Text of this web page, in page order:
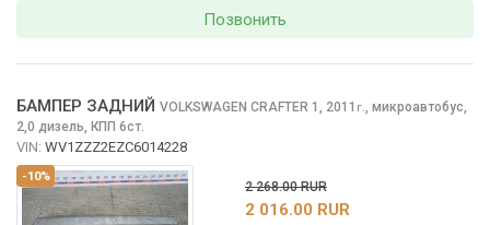
Позвонить
-10%
БАМПЕР ЗАДНИЙ VOLKSWAGEN CRAFTER 1, 2011 г. микроавтобус,
2,0 дизель, КПП 6ст.
VIN: WV1ZZZ2EZC6014228
2 268.00 RUR
2 016.00 RUR